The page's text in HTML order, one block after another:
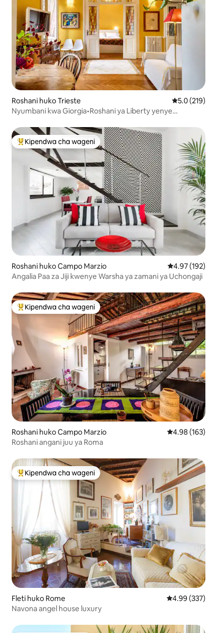
Roshani huko Trieste Ukadiriaji wa
5.0 (219)
Nyumbani kwa Giorgia•Roshani ya Liberty yenye
Kipendwa maarufu cha wageni
Kipendwa cha wageni
Roshani huko Campo Marzio Ukadiriaji wa
4.97 (192)
Angalia Paa za Jiji kwenye Warsha ya zamani ya Uchongaji
Kipendwa maarufu cha wageni
Kipendwa cha wageni
Roshani huko Campo Marzio Ukadiriaji wa
4.98 (163)
Roshani angani juu ya Roma
Kipendwa maarufu cha wageni
Kipendwa cha wageni
Fleti huko Rome Ukadiriaji wa
4.99 (337)
Navona angel house luxury